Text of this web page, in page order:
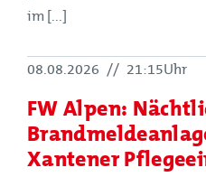
im [...]
08.08.2026 // 21:15Uhr
FW Alpen:
Xantener